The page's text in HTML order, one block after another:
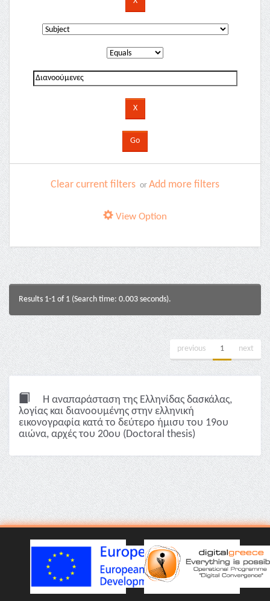
Clear current filters or Add more filters
View Option
Results 1-1 of 1 (Search time: 0.003 seconds).
previous 1 next
Η αναπαράσταση της Ελληνίδας δασκάλας,
λoγίας και διανοουμένης στην ελληνική
εικονογραφία κατά το δεύτερο ήμισυ του 19ου
αιώνα, αρχές του 20ου (Doctoral thesis)